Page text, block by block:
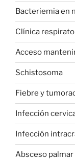
Bacteriemia en
Clínica
Acceso
Schistosoma
Fiebre y
Infección
Infección
Absceso